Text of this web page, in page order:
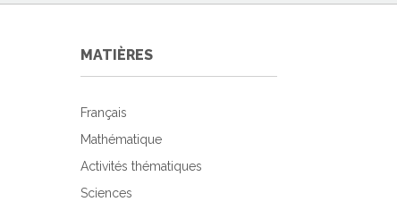
MATIÈRES
Français
Mathématique
Activités thématiques
Sciences